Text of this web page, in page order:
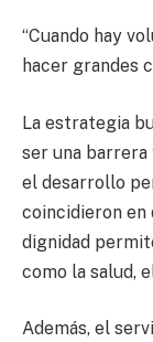
“Cuando hay
hacer grandes
La estrategia
ser una barrera
el desarrollo
coincidieron en
dignidad
como la salud,
Además, el